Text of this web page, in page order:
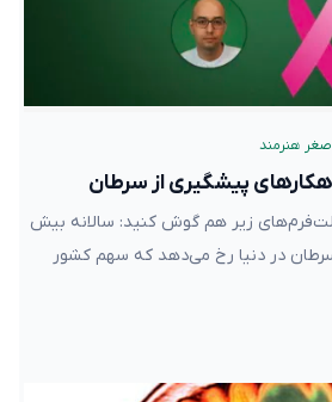
هنرمند
پیشگیری از سرطان
زیر هم گوش کنید: سالانه بیش
سرطان در دنیا رخ می‌دهد که سهم کشور